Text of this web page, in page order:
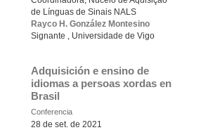
de Línguas de Sinais NALS
Rayco H. González Montesino
Signante , Universidade de Vigo
Adquisición e ensino de
idiomas a persoas xordas en
Brasil
Conferencia
28 de set. de 2021